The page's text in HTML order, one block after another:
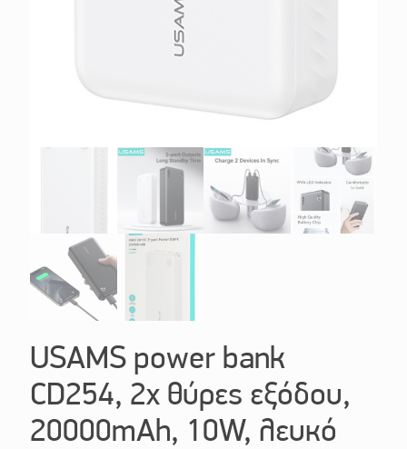
USAMS power bank
CD254, 2x θύρες εξόδου,
20000mAh, 10W, λευκό